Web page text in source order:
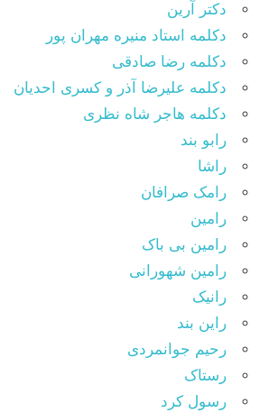
دکتر آرین
دکلمه استاد منیره مهران پور
دکلمه رضا صادقی
دکلمه علیرضا آذر و کسری احدیان
دکلمه هاجر شاه نظری
رابو بند
راشا
رامک صرافان
رامین
رامین بی باک
رامین شهورانی
رانیک
راین بند
رحیم جوانمردی
رستاک
رسول کرد